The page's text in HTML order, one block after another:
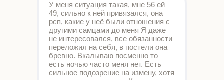
У меня ситуация такая, мне 56 ей
49, сильно к ней привязался, она
рсп, какие у неё были отношения с
другими самцами до меня Я даже
не интересовался, все обязанности
переложил на себя, в постели она
бревно. Вкалываю посменно то
есть ночью часто меня нет. Есть
сильное подозрение на измену, хотя